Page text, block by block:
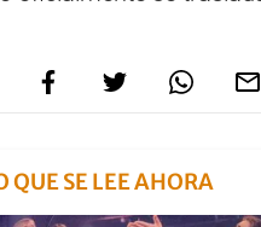
QUE SE LEE AHORA